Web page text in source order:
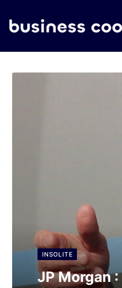
INSOLITE
JP Morgan